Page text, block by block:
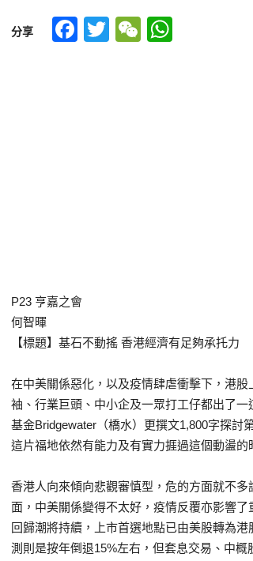
分享 Facebook
TwitterWeChat
P23 亨嘉之會
何智暉
【標題】基石不動搖 香港經濟有足夠承托力
在中美關係惡化，以及疫情肆虐衝擊下，港
袖、行業巨頭、中小企及一眾打工仔都出了
基金Bridgewater（橋水）更撰文1,800字探討
這片福地依然有能力及有實力捱過這個動盪的
香港人向來傾向悲觀審慎型，危的方面就不
面，中美關係變得不太好，疫情反覆亦影響
回歸潮將持續，上市首選地點已由美股轉為
測則是按年倒退15%左右，但套息交易、中